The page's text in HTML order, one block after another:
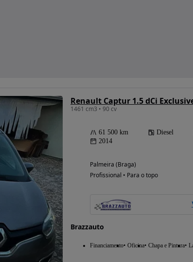
Renault Captur 1.5 dCi
1461 cm3 • 90 cv
61 500 km Diesel
2014
Palmeira (Braga)
Profissional • Para o topo
Brazzauto
Financiamento Oficina Chapa e Pintura